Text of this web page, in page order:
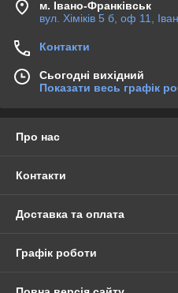
м. Івано-Франківськ
вул. Хіміків 5 б, оф 11,
Контакти
Сьогодні вихідний
Показати весь графік
Про нас
Контакти
Доставка та оплата
Графік роботи